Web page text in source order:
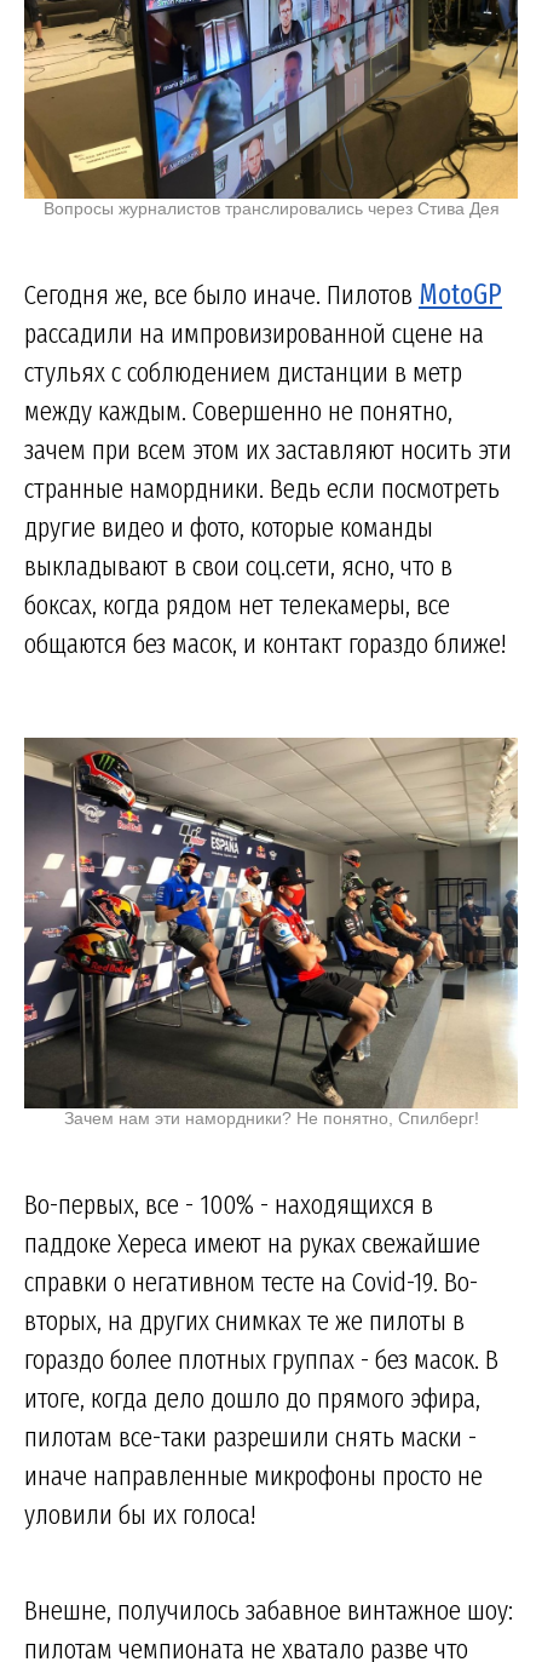
Вопросы журналистов транслировались через Стива Дея
Сегодня же, все было иначе. Пилотов MotoGP
рассадили на импровизированной сцене на
стульях с соблюдением дистанции в метр
между каждым. Совершенно не понятно,
зачем при всем этом их заставляют носить эти
странные намордники. Ведь если посмотреть
другие видео и фото, которые команды
выкладывают в свои соц.сети, ясно, что в
боксах, когда рядом нет телекамеры, все
общаются без масок, и контакт гораздо ближе!
Зачем нам эти намордники? Не понятно, Спилберг!
Во-первых, все - 100% - находящихся в
паддоке Хереса имеют на руках свежайшие
справки о негативном тесте на Covid-19. Во-
вторых, на других снимках те же пилоты в
гораздо более плотных группах - без масок. В
итоге, когда дело дошло до прямого эфира,
пилотам все-таки разрешили снять маски -
иначе направленные микрофоны просто не
уловили бы их голоса!
Внешне, получилось забавное винтажное шоу:
пилотам чемпионата не хватало разве что